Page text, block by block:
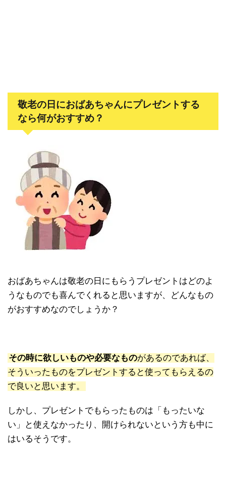
敬老の日におばあちゃんにプレゼントする
なら何がおすすめ？
おばあちゃんは敬老の日にもらうプレゼントはどのよ
うなものでも喜んでくれると思いますが、どんなもの
がおすすめなのでしょうか？
その時に欲しいものや必要なものがあるのであれば、
そういったものをプレゼントすると使ってもらえるの
で良いと思います。
しかし、プレゼントでもらったものは「もったいな
い」と使えなかったり、開けられないという方も中に
はいるそうです。